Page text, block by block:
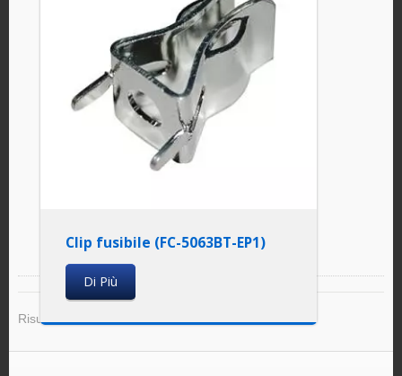
Clip fusibile (FC-5063BT-EP1)
Di Più
Risultato 1 - 4 di 4